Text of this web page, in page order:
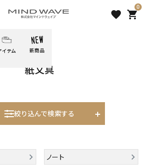
favorite
0
shopping_cart
ごろごろ
うさぎの
ムーちゃん
ゆるあにまる
イテム
雑貨
新商品
紙文具
紙文具
絞り込んで検索する
ノート